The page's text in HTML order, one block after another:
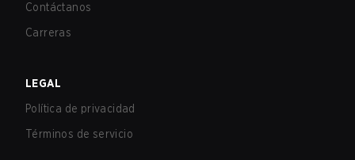
Contáctanos
Carreras
LEGAL
Política de privacidad
Términos de servicio